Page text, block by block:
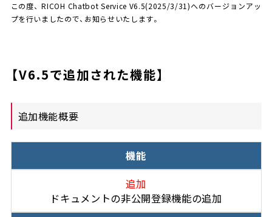
価格
この度、 RICOH Chatbot Service V6.5(2025/3/31)へのバージョンアッ
プを行いましたので、お知らせいたします。
【V6.5で追加された機能】
追加機能概要
機能
追加
ドキュメントの非公開登録機能の追加